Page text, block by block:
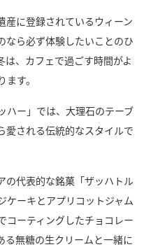
産に登録されているウィーン
なら必ず体験したいことのひ
は、カフェで過ごす時間がよ
す。
ハー」では、大理石のテーブ
愛される伝統的なスタイルで
の代表的な銘菓「ザッハトル
ケーキとアプリコットジャム
コーティングしたチョコレー
る無糖の生クリームと一緒に